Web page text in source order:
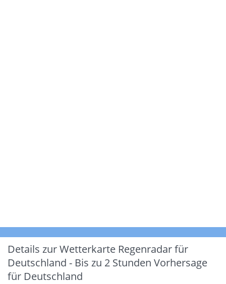
Details zur Wetterkarte Regenradar für
Deutschland - Bis zu 2 Stunden Vorhersage
für Deutschland